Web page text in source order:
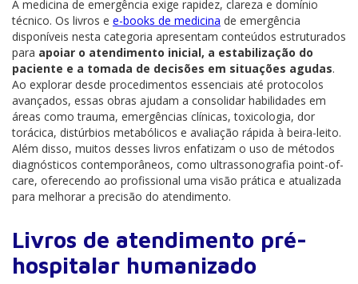
A medicina de emergência exige rapidez, clareza e domínio
técnico. Os livros e e-books de medicina de emergência
disponíveis nesta categoria apresentam conteúdos estruturados
para apoiar o atendimento inicial, a estabilização do
paciente e a tomada de decisões em situações agudas.
Ao explorar desde procedimentos essenciais até protocolos
avançados, essas obras ajudam a consolidar habilidades em
áreas como trauma, emergências clínicas, toxicologia, dor
torácica, distúrbios metabólicos e avaliação rápida à beira-leito.
Além disso, muitos desses livros enfatizam o uso de métodos
diagnósticos contemporâneos, como ultrassonografia point-of-
care, oferecendo ao profissional uma visão prática e atualizada
para melhorar a precisão do atendimento.
Livros de atendimento pré-
hospitalar humanizado